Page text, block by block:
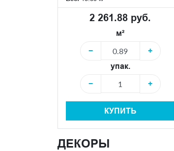
2 261.88 руб.
м²
−
+
упак.
−
+
КУПИТЬ
ДЕКОРЫ